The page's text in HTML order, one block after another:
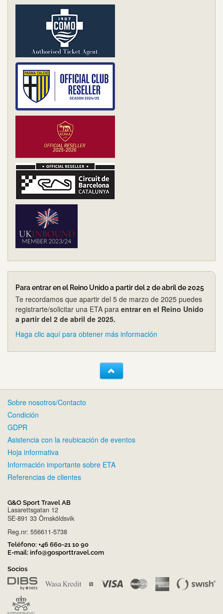
Para entrar en el Reino Unido a partir del 2 de abril de 2025
Te recordamos que apartir del 5 de marzo de 2025 puedes
registrarte/solicitar una ETA para entrar en el Reino Unido
a partir del 2 de abril de 2025.
Haga clic aquí para obtener más información
Sobre nosotros/Contacto
Condición
GDPR
Asistencia con la reubicación de eventos
Hoja informativa
Información importante sobre ETA
Referencias de clientes
G&O Sport Travel AB
Lasarettsgatan 12
SE-891 33 Örnsköldsvik
Reg.nr: 556611-5738
Teléfono: +46 660-21 10 90
E-mail: info@gosporttravel.com
Socios